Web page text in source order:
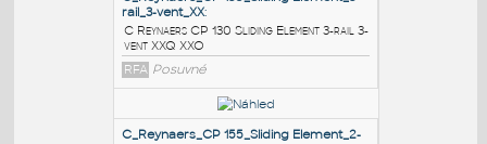
C_Reynaers_CP 155_Sliding Element_3-
rail_3-vent_XX:
C Reynaers CP 155 Sliding Element 3-rail 3-
vent XXO XXQ